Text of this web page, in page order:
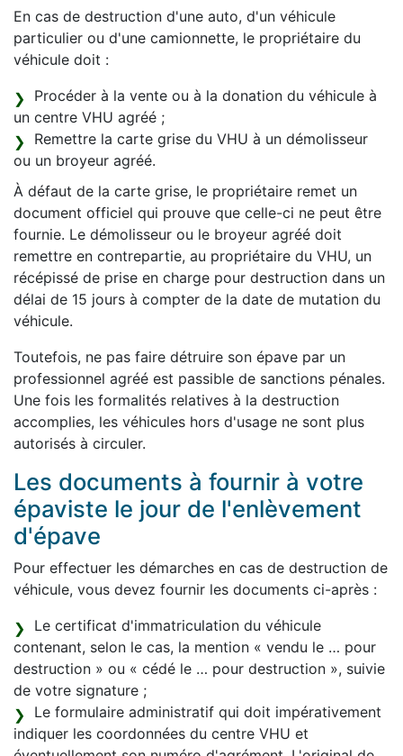
En cas de destruction d'une auto, d'un véhicule
particulier ou d'une camionnette, le propriétaire du
véhicule doit :
Procéder à la vente ou à la donation du véhicule à
un centre VHU agréé ;
Remettre la carte grise du VHU à un démolisseur
ou un broyeur agréé.
À défaut de la carte grise, le propriétaire remet un
document officiel qui prouve que celle-ci ne peut être
fournie. Le démolisseur ou le broyeur agréé doit
remettre en contrepartie, au propriétaire du VHU, un
récépissé de prise en charge pour destruction dans un
délai de 15 jours à compter de la date de mutation du
véhicule.
Toutefois, ne pas faire détruire son épave par un
professionnel agréé est passible de sanctions pénales.
Une fois les formalités relatives à la destruction
accomplies, les véhicules hors d'usage ne sont plus
autorisés à circuler.
Les documents à fournir à votre
épaviste le jour de l'enlèvement
d'épave
Pour effectuer les démarches en cas de destruction de
véhicule, vous devez fournir les documents ci-après :
Le certificat d'immatriculation du véhicule
contenant, selon le cas, la mention « vendu le … pour
destruction » ou « cédé le … pour destruction », suivie
de votre signature ;
Le formulaire administratif qui doit impérativement
indiquer les coordonnées du centre VHU et